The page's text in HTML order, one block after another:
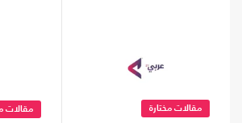
مقالات مختارة مقالات